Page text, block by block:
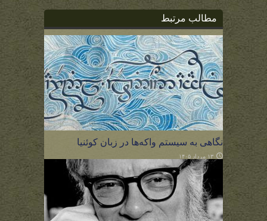
مطالب مرتبط
نگاهی به سیستم واکه‌ها در زبان کوئنیا
۱۳ مرداد ۱۴۰۵